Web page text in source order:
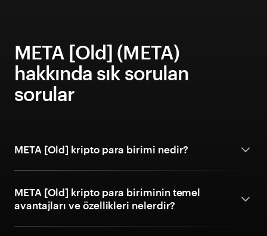
META [Old] (META)
hakkında sık sorulan
sorular
META [Old] kripto para birimi nedir?
META [Old] kripto para biriminin temel
avantajları ve özellikleri nelerdir?